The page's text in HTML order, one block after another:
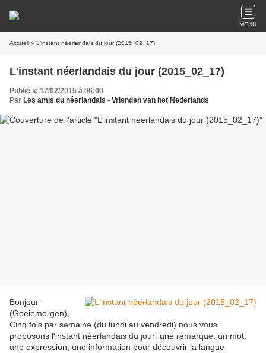
MENU
Accueil » L'instant néerlandais du jour (2015_02_17)
L'instant néerlandais du jour (2015_02_17)
Publié le 17/02/2015 à 06:00
Par Les amis du néerlandais - Vrienden van het Nederlands
Bonjour
(Goeiemorgen),
Cinq fois par semaine (du lundi au vendredi) nous vous
proposons l'instant néerlandais du jour: une remarque, un mot,
une expression, une information pour découvrir la langue